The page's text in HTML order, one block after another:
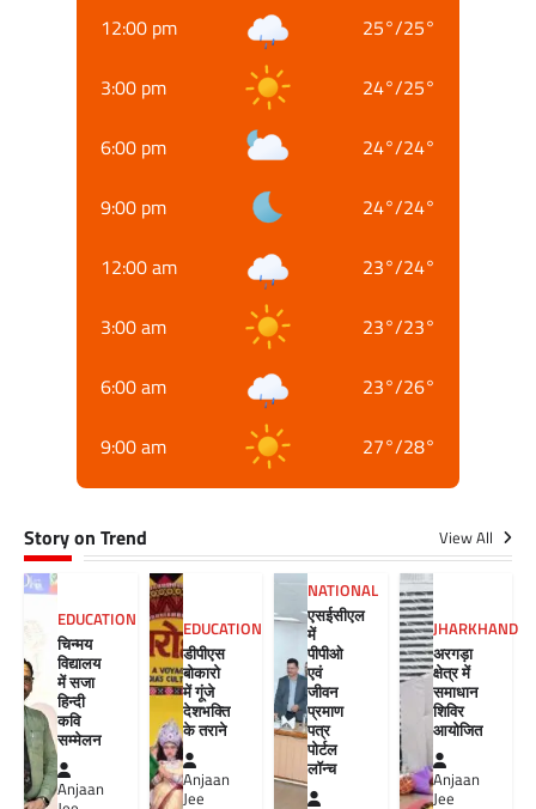
12:00 pm
25°/25°
3:00 pm 24°/25°
6:00 pm 24°/24°
9:00 pm 24°/24°
12:00 am 23°/24°
3:00 am 23°/23°
6:00 am 23°/26°
9:00 am 27°/28°
Story on Trend View All
EDUCATION
चिन्मय
विद्यालय
में सजा
हिन्दी
कवि
सम्मेलन
Anjaan
EDUCATION
डीपीएस
बोकारो
में गूंजे
देशभक्ति
के तराने
Anjaan
Jee
NATIONAL
एसईसीएल
में
पीपीओ
एवं
जीवन
प्रमाण
पत्र
पोर्टल
लॉन्च
JHARKHAND
अरगड़ा
क्षेत्र में
समाधान
शिविर
आयोजित
Anjaan
Jee